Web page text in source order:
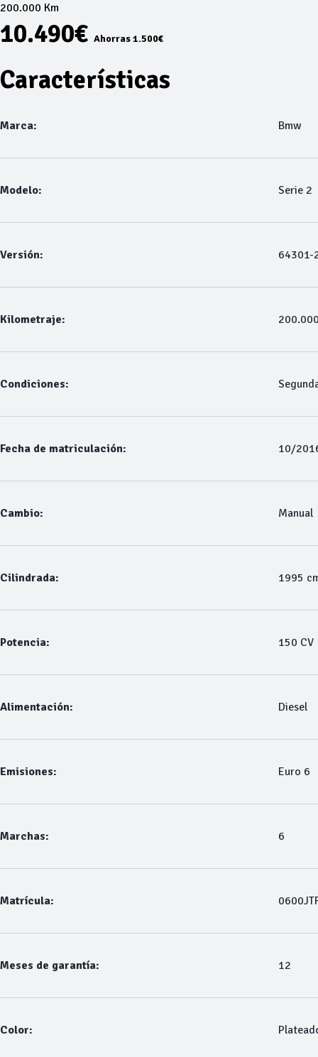
200.000 Km
10.490€ Ahorras 1.500€
Características
Marca: Bmw
Modelo: Serie 2
Versión: 64301-
Kilometraje:
Condiciones:
Fecha de matriculación: 10/
Cambio: Manual
Cilindrada: 1995
Potencia: 150 CV
Alimentación: Diesel
Emisiones: Euro 6
Marchas: 6
Matrícula:
Meses de garantía: 12
Color: